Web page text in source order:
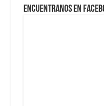
Encuentranos en